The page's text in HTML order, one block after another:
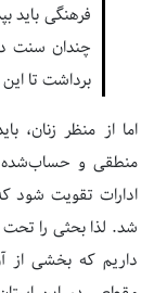
فرهنگی باید
چندان سنت
برداشت تا
اما از منظر زنان،
منطقی و حساب‌شده
ادارات تقویت شود
شد. لذا بحثی را
داریم که بخشی از